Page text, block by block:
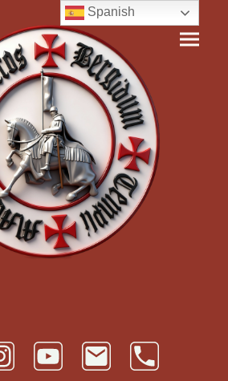
Spanish